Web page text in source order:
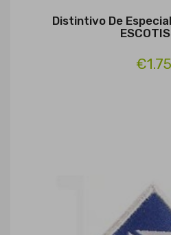
Distintivo De
€1.75